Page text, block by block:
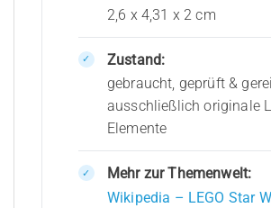
2,6 x 4,31 x 2 cm
Zustand:
gebraucht, geprüft &
ausschließlich originale
Elemente
Mehr zur Themenwelt:
Wikipedia – LEGO Star